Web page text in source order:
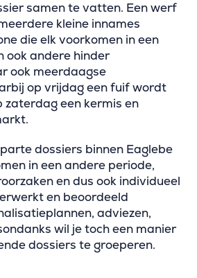
samen te vatten. Een werf
kleine innames
die elk voorkomen in een
ook andere hinder
ook meerdaagse
op vrijdag een fuif wordt
zaterdag een kermis en
dossiers binnen Eaglebe
in een andere periode,
en dus ook individueel
en beoordeeld
adviezen,
wil je toch een manier
dossiers te groeperen.